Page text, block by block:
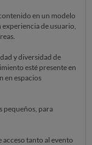
en un modelo
de usuario,
y diversidad de
esté presente en
en espacios
pequeños, para
acceso tanto al evento